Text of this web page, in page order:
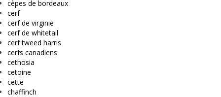
cèpes de bordeaux
cerf
cerf de virginie
cerf de whitetail
cerf tweed harris
cerfs canadiens
cethosia
cetoine
cette
chaffinch